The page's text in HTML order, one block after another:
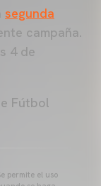
segunda
campaña.
4 de
Fútbol
permite el uso